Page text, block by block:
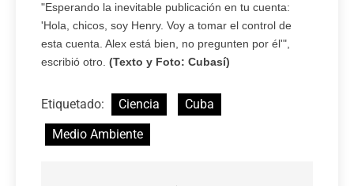
"Esperando la inevitable publicación en tu cuenta:
'Hola, chicos, soy Henry. Voy a tomar el control de
esta cuenta. Alex está bien, no pregunten por él'",
escribió otro. (Texto y Foto: Cubasí)
Etiquetado: Ciencia
Cuba
Medio Ambiente